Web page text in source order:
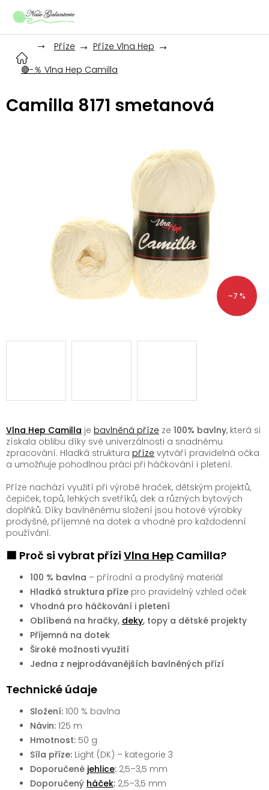
Příze
Příze Vlna Hep
🔴-％ Vlna Hep Camilla
Camilla 8171 smetanová
–7 %
Vlna Hep Camilla je bavlněná příze ze 100% bavlny, která si
získala oblibu díky své univerzálnosti a snadnému
zpracování. Hladká struktura příze vytváří pravidelná očka
a umožňuje pohodlnou práci při háčkování i pletení.
Příze nachází využití při výrobě hraček, dětským projektů,
čepiček, topů, lehkých svetříků, dek a různých bytových
doplňků. Díky bavlněnému složení jsou hotové výrobky
prodyšné, příjemné na dotek a vhodné pro každodenní
používání.
🟩 Proč si vybrat přízi Vlna Hep Camilla?
100 % bavlna – přírodní a prodyšný materiál
Hladká struktura příze pro pravidelný vzhled oček
Vhodná pro háčkování i pletení
Oblíbená na hračky, deky, topy a dětské projekty
Příjemná na dotek
Široké možnosti využití
Jedna z nejprodávanějších bavlněných přízí
Technické údaje
Složení: 100 % bavlna
Návin: 125 m
Hmotnost: 50 g
Síla příze: Light (DK) – kategorie 3
Doporučené jehlice: 2,5–3,5 mm
Doporučený háček: 2,5–3,5 mm